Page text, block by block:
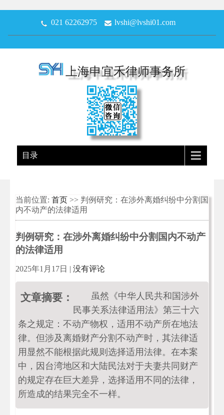
021 62262975 lvshi@lvshi01.com
上海申宜禾律师事务所
目录
当前位置: 首页 >> 判例研究：在涉外离婚纠纷中分割国
内不动产的法律适用
判例研究：在涉外离婚纠纷中分割国内不动产
的法律适用
2025年1月17日 | 没有评论
文章摘要：
虽然《中华人民共和国涉外
民事关系法律适用法》第三十六
条之规定：不动产物权，适用不动产所在地法
律。但涉及离婚财产分割不动产时，其法律适
用显然不能根据此规则选择适用法律。在本案
中，因台湾地区和大陆民法对于夫妻共同财产
的规定存在巨大差异，选择适用不同的法律，
所造成的结果完全不一样。